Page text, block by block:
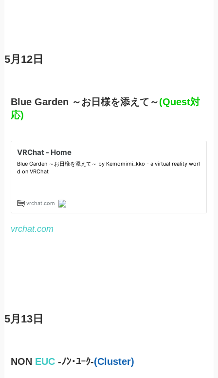
5月12日
Blue Garden ～お日様を添えて～(Quest対
応)
vrchat.com
5月13日
NON EUC -ﾉﾝ･ﾕｰｸ-(Cluster)